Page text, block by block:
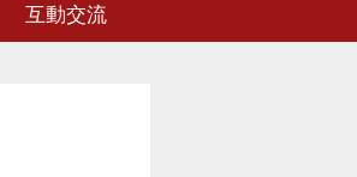
互動交流